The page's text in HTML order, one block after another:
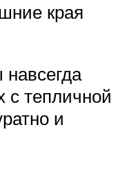
края
с тепличной
и